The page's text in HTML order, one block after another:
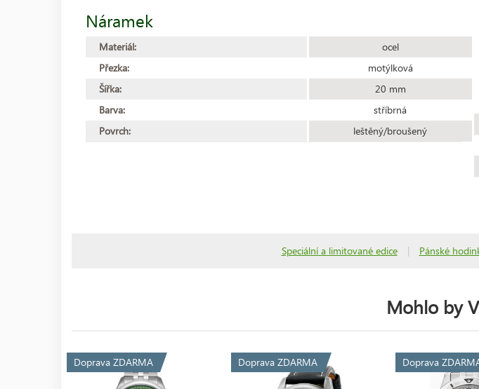
Náramek
Materiál:
ocel
Přezka:
motýlková
Šířka:
20 mm
Barva:
stříbrná
Povrch:
leštěný/broušený
Speciální a limitované edice | Pánské
Mohlo by
Doprava ZDARMA Doprava ZDARMA Doprava